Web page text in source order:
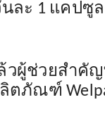
ละ 1 แคปซู
วผู้ช่วยสำคั
ลิตภัณฑ์